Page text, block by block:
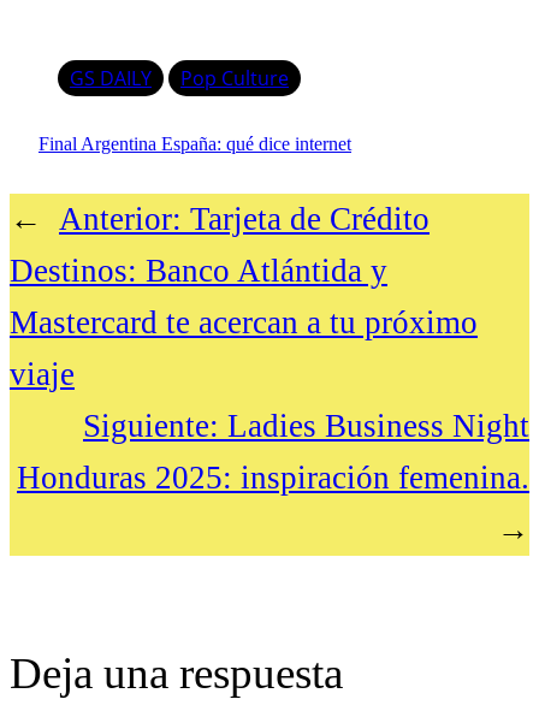
GS DAILY Pop Culture
Final Argentina España: qué dice internet
← Anterior: Tarjeta de Crédito
Destinos: Banco Atlántida y
Mastercard te acercan a tu próximo
viaje
Siguiente: Ladies Business Night
Honduras 2025: inspiración femenina.
→
Deja una respuesta